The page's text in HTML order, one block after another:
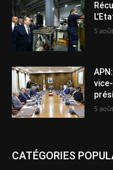
5
5
CATÉGORIES